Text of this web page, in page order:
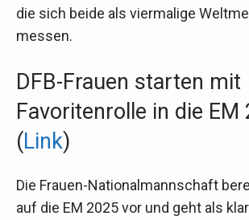
die sich beide als viermalige
messen.
DFB-Frauen starten mit
Favoritenrolle in die EM
(Link)
Die Frauen-Nationalmannschaft
auf die EM 2025 vor und geht als